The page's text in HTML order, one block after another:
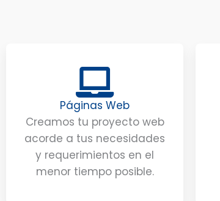
Páginas Web
Creamos tu proyecto web
acorde a tus necesidades
y requerimientos en el
menor tiempo posible.